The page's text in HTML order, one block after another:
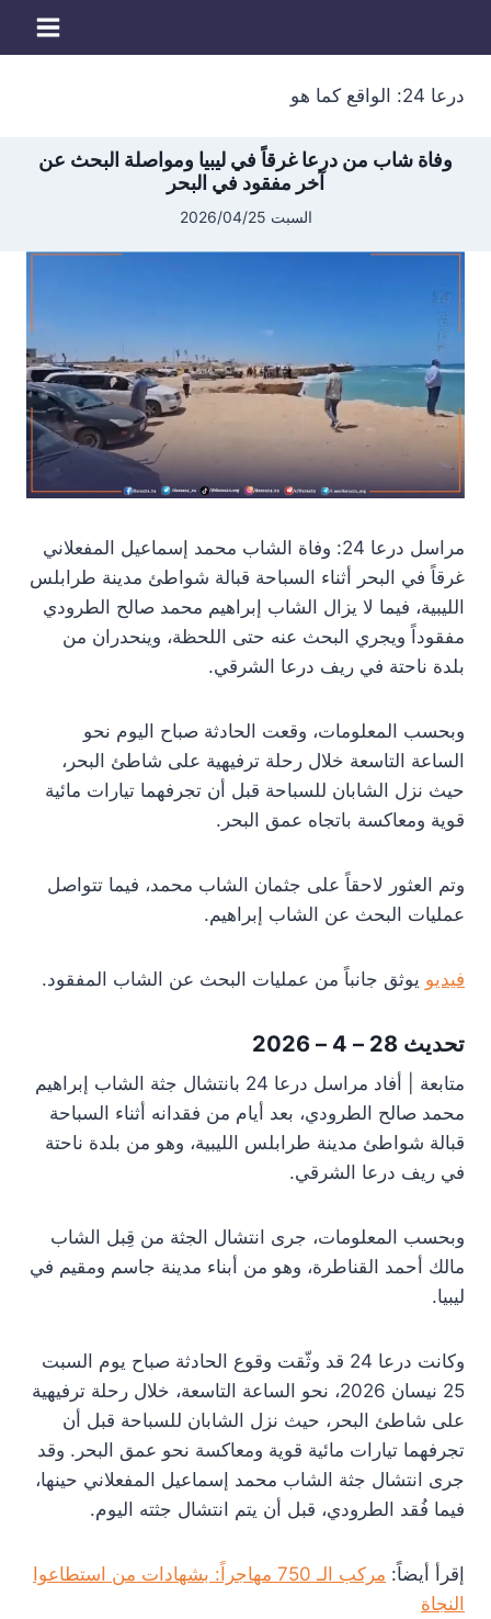
درعا 24: الواقع كما هو
وفاة شاب من درعا غرقاً في ليبيا ومواصلة البحث عن
آخر مفقود في البحر
السبت 2026/04/25
مراسل درعا 24: وفاة الشاب محمد إسماعيل المفعلاني
غرقاً في البحر أثناء السباحة قبالة شواطئ مدينة طرابلس
الليبية، فيما لا يزال الشاب إبراهيم محمد صالح الطرودي
مفقوداً ويجري البحث عنه حتى اللحظة، وينحدران من
بلدة ناحتة في ريف درعا الشرقي.
وبحسب المعلومات، وقعت الحادثة صباح اليوم نحو
الساعة التاسعة خلال رحلة ترفيهية على شاطئ البحر،
حيث نزل الشابان للسباحة قبل أن تجرفهما تيارات مائية
قوية ومعاكسة باتجاه عمق البحر.
وتم العثور لاحقاً على جثمان الشاب محمد، فيما تتواصل
عمليات البحث عن الشاب إبراهيم.
فيديو يوثق جانباً من عمليات البحث عن الشاب المفقود.
تحديث 28 – 4 – 2026
متابعة | أفاد مراسل درعا 24 بانتشال جثة الشاب إبراهيم
محمد صالح الطرودي، بعد أيام من فقدانه أثناء السباحة
قبالة شواطئ مدينة طرابلس الليبية، وهو من بلدة ناحتة
في ريف درعا الشرقي.
وبحسب المعلومات، جرى انتشال الجثة من قِبل الشاب
مالك أحمد القناطرة، وهو من أبناء مدينة جاسم ومقيم في
ليبيا.
وكانت درعا 24 قد وثّقت وقوع الحادثة صباح يوم السبت
25 نيسان 2026، نحو الساعة التاسعة، خلال رحلة ترفيهية
على شاطئ البحر، حيث نزل الشابان للسباحة قبل أن
تجرفهما تيارات مائية قوية ومعاكسة نحو عمق البحر. وقد
جرى انتشال جثة الشاب محمد إسماعيل المفعلاني حينها،
فيما فُقد الطرودي، قبل أن يتم انتشال جثته اليوم.
إقرأ أيضاً:
مركب الـ 750 مهاجراً: بشهادات من استطاعوا
النجاة